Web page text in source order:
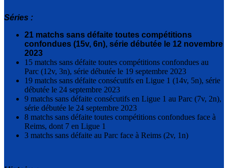
Séries :
21 matchs sans défaite toutes compétitions
confondues (15v, 6n), série débutée le 12 novembre
2023
15 matchs sans défaite toutes compétitions confondues au
Parc (12v, 3n), série débutée le 19 septembre 2023
19 matchs sans défaite consécutifs en Ligue 1 (14v, 5n), série
débutée le 24 septembre 2023
9 matchs sans défaite consécutifs en Ligue 1 au Parc (7v, 2n),
série débutée le 24 septembre 2023
8 matchs sans défaite toutes compétitions confondues face à
Reims, dont 7 en Ligue 1
3 matchs sans défaite au Parc face à Reims (2v, 1n)